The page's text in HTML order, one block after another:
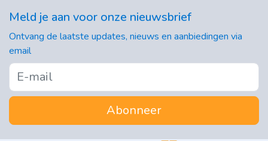
Meld je aan voor onze nieuwsbrief
Ontvang de laatste updates, nieuws en aanbiedingen via
email
Abonneer